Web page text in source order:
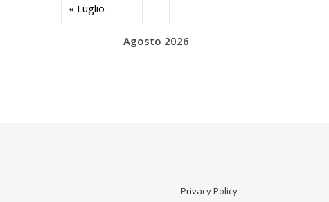
Agosto 2026
« Luglio
Privacy Policy